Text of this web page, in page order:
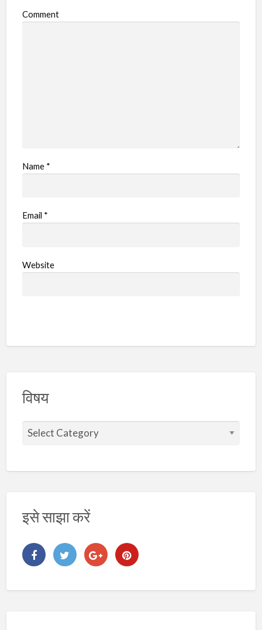
Comment
Name *
Email *
Website
विषय
इसे साझा करें